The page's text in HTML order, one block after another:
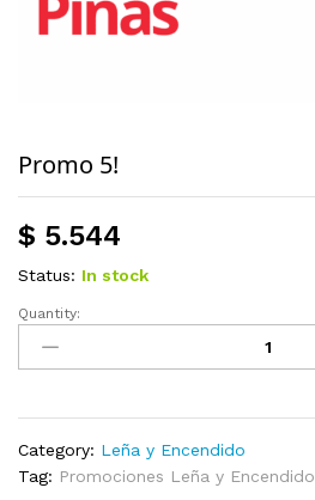
Promo 5!
$ 5.544
Status: In stock
Promo
quantity
Quantity:
Category: Leña y Encendido
Tag: Promociones Leña y Encendido